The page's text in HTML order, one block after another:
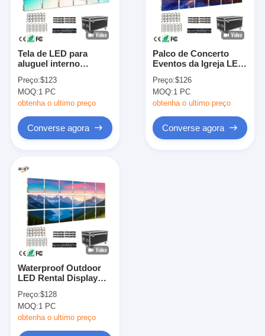
Tela de LED para
aluguel interno
Painel de parede
Matrix Personalizado
Preço:$123
MOQ:1 PC
obtenha o ultimo preço
Converse agora
Palco de Concerto
Eventos da Igreja LED
Parede de Vídeo
Painel Interno Externo
Cabine de DJ
Preço:$126
MOQ:1 PC
obtenha o ultimo preço
Converse agora
Waterproof Outdoor
LED Rental Display
Stadium Advertising
Screen Giant Screen
Preço:$128
MOQ:1 PC
obtenha o ultimo preço